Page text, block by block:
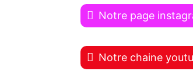
Notre page
Notre chaine